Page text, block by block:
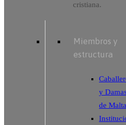
cristiana.
Miembros y
estructura
y
de Malta